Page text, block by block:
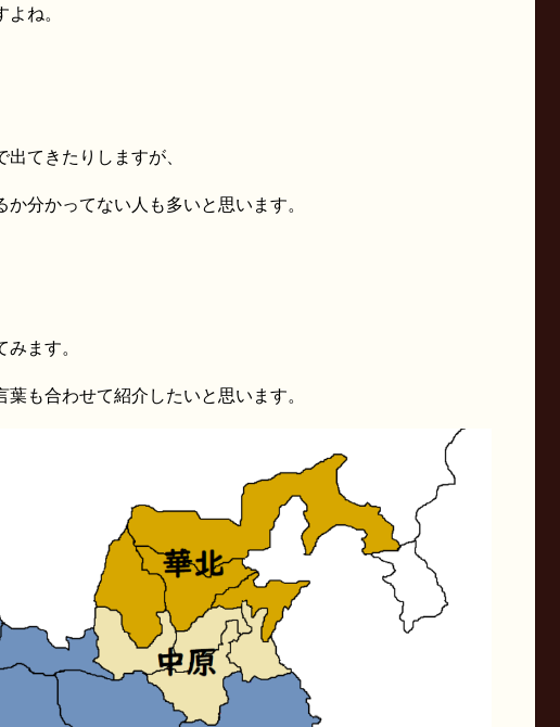
ね。
出てきたりしますが、
分かってない人も多いと思います。
ます。
も合わせて紹介したいと思います。